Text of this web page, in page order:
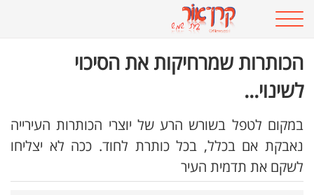
הכותרות שמרחיקות את הסיכוי
לשינוי...
במקום לטפל בשורש הרע של יוצרי הכותרות העירייה
נאבקת אם בכלל, בכל כותרת לחוד. ככה לא יצליחו
לשקם את תדמית העיר